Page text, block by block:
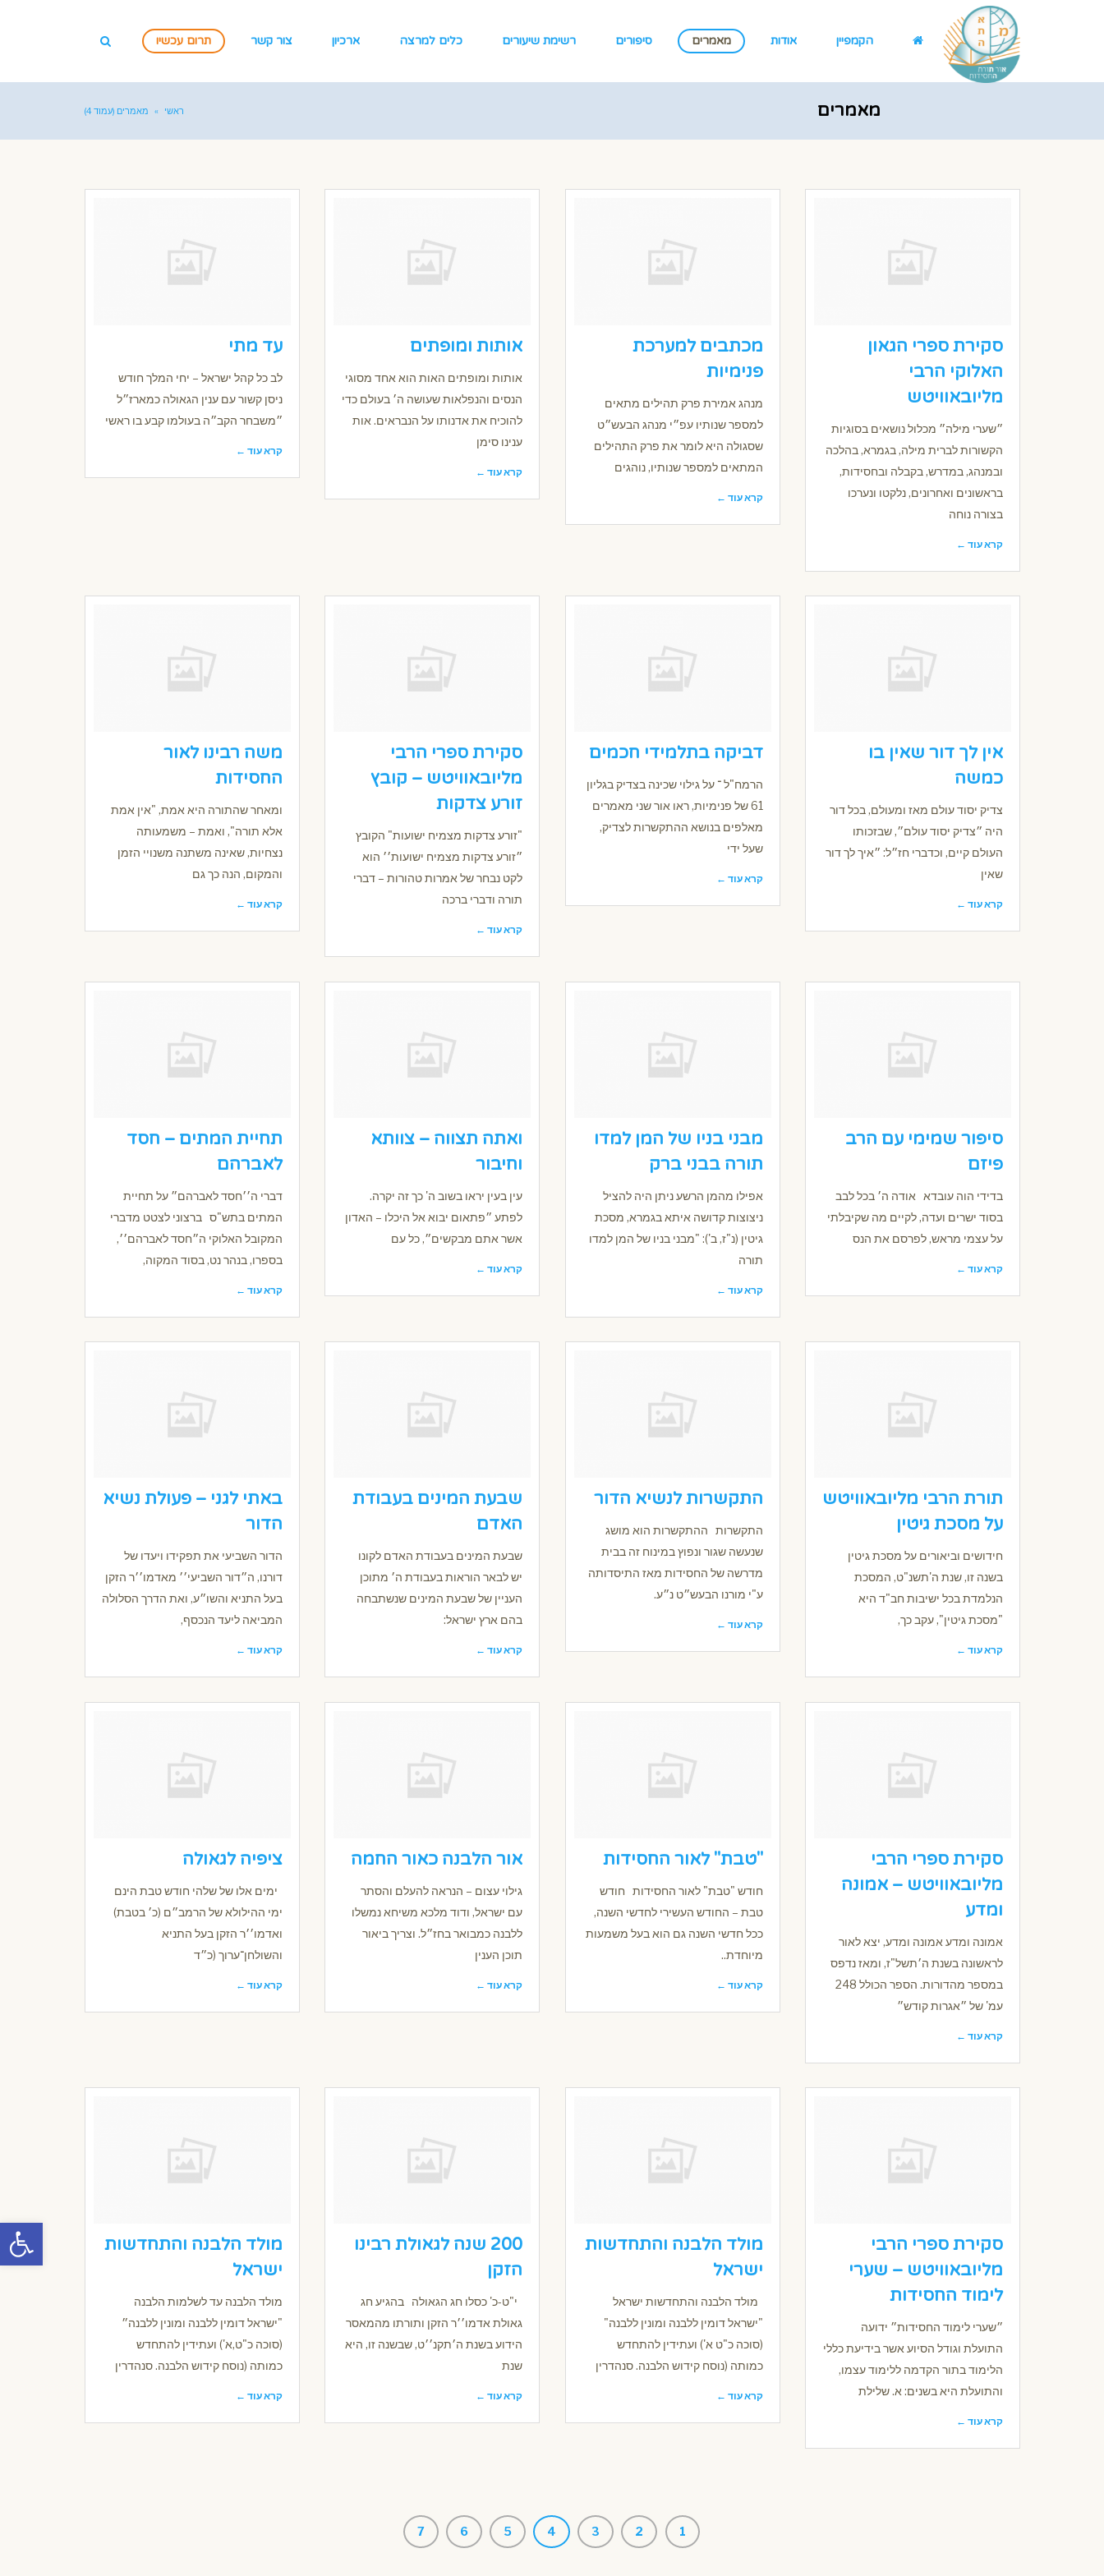
פתח
הקמפיין אודות מאמרים סיפורים רשימת שיעורים כלים למרצה ארכיון צור קשר תרום עכשיו
מאמרים ראשי » מאמרים (עמוד 4)
סקירת ספרי הגאון
האלוקי הרבי
מליובאוויטש
״שערי מילה״ מכלול נושאים בסוגיות
הקשורות לברית מילה, בגמרא, בהלכה
ובמנהג, במדרש, בקבלה ובחסידות,
בראשונים ואחרונים, נלקטו ונערכו
בצורה נוחה
קרא עוד ←
מכתבים למערכת
פנימיות
מנהג אמירת פרק תהילים מתאים
למספר שנותיו עפ״י מנהג הבעש״ט
שסגולה היא לומר את פרק התהילים
המתאים למספר שנותיו, נוהגים
קרא עוד ←
אותות ומופתים
אותות ומופתים האות הוא אחד מסוגי
הנסים והנפלאות שעושה ה׳ בעולם כדי
להוכיח את אדנותו על הנבראים. אות
ענינו סימן
קרא עוד ←
עד מתי
לב כל קהל ישראל – יחי המלך חודש
ניסן קשור עם ענין הגאולה כמארז״ל
״משבחר הקב״ה בעולמו קבע בו ראשי
קרא עוד ←
אין לך דור שאין בו
כמשה
צדיק יסוד עולם מאז ומעולם, בכל דור
היה ״צדיק יסוד עולם״, שבזכותו
העולם קיים, וכדברי חז״ל: ״איך לך דור
שאין
קרא עוד ←
דביקה בתלמידי חכמים
הרמח"ל ־ על גילוי שכינה בצדיק בגליון
61 של פנימיות, ראו אור שני מאמרים
מאלפים בנושא ההתקשרות לצדיק,
שעל ידי
קרא עוד ←
סקירת ספרי הרבי
מליובאוויטש – קובץ
זורע צדקות
"זורע צדקות מצמיח ישועות" הקובץ
״זורע צדקות מצמיח ישועות׳׳ הוא
לקט נבחר של אמרות טהורות – דברי
תורה ודברי ברכה
קרא עוד ←
משה רבינו לאור
החסידות
ומאחר שהתורה היא אמת, "אין אמת
אלא תורה", ואמת – משמעותה
נצחיות, שאינה משתנה משנויי הזמן
והמקום, הנה כך גם
קרא עוד ←
סיפור שמימי עם הרב
פיזם
בדידי הוה עובדא אודה ה׳ בכל לבב
בסוד ישרים ועדה, לקיים מה שקיבלתי
על עצמי מראש, לפרסם את הנס
קרא עוד ←
מבני בניו של המן למדו
תורה בבני ברק
אפילו מהמן הרשע ניתן היה להציל
ניצוצות קדושה איתא בגמרא, מסכת
גיטין (נ"ז, ב'): "מבני בניו של המן למדו
תורה
קרא עוד ←
ואתה תצווה – צוותא
וחיבור
עין בעין יראו בשוב ה' כך זה יקרה.
לפתע ״פתאום יבוא אל היכלו – האדון
אשר אתם מבקשים״, כל עם
קרא עוד ←
תחיית המתים – חסד
לאברהם
דברי ה׳׳חסד לאברהם״ על תחיית
המתים בתש"ס ברצוני לצטט מדברי
המקובל האלוקי ה״חסד לאברהם׳׳,
בספרו, בנהר נט, בסוד המקוה,
קרא עוד ←
תורת הרבי מליובאוויטש
על מסכת גיטין
חידושים וביאורים על מסכת גיטין
בשנה זו, שנת ה'תשנ"ט, המסכת
הנלמדת בכל ישיבות חב"ד היא
"מסכת גיטין", עקב כך,
קרא עוד ←
התקשרות לנשיא הדור
התקשרות ההתקשרות הוא מושג
שנעשה שגור ונפוץ במינוח זה בבית
מדרשה של החסידות מאז התיסדותה
ע"י מורנו הבעש״ט נ״ע.
קרא עוד ←
שבעת המינים בעבודת
האדם
שבעת המינים בעבודת האדם לקונו
יש לבאר הוראות בעבודת ה׳ מתוכן
העניין של שבעת המינים שנשתבחה
בהם ארץ ישראל:
קרא עוד ←
באתי לגני – פעולת נשיא
הדור
הדור השביעי את תפקידו ויעדו של
דורנו, ה״דור השביעי׳׳ מאדמו׳׳ר הזקן
בעל התניא והשו״ע, ואת הדרך הסלולה
המביאה ליעד הנכסף,
קרא עוד ←
סקירת ספרי הרבי
מליובאוויטש – אמונה
ומדע
אמונה ומדע אמונה ומדע, יצא לאור
לראשונה בשנת ה׳תשל"ז, ומאז נדפס
במספר מהדורות. הספר הכולל 248
עמ' של ״אגרות קודש״
קרא עוד ←
"טבת" לאור החסידות
חודש "טבת" לאור החסידות חודש
טבת – החודש העשירי לחדשי השנה,
ככל חדשי השנה גם הוא בעל משמעות
מיוחדת..
קרא עוד ←
אור הלבנה כאור החמה
גילוי עצום – הנראה להעלם והסתר
עם ישראל, ודוד מלכא משיחא נמשלו
ללבנה כמבואר בחז״ל. וצריך ביאור
תוכן הענין
קרא עוד ←
ציפיה לגאולה
ימים אלו של שלהי חודש טבת הינם
ימי ההילולא של הרמב״ם (כ׳ בטבת)
ואדמו׳׳ר הזקן בעל התניא
והשולחן־ערוך (כ״ד
קרא עוד ←
סקירת ספרי הרבי
מליובאוויטש – שערי
לימוד החסידות
״שערי לימוד החסידות״ ידועה
התועלת וגודל הסיוע אשר בידיעת כללי
הלימוד בתור הקדמה ללימוד עצמו,
והתועלת היא בשנים: א. שלילת
קרא עוד ←
מולד הלבנה והתחדשות
ישראל
מולד הלבנה והתחדשות ישראל
"ישראל דומין ללבנה ומונין ללבנה"
(סוכה כ"ט א') ועתידין להתחדש
כמותה (נוסח קידוש הלבנה. סנהדרין
קרא עוד ←
200 שנה לגאולת רבינו
הזקן
י"ט-כ' כסלו חג הגאולה בהגיע חג
גאולת אדמו׳׳ר הזקן ותורתו מהמאסר
הידוע בשנת ה׳תקנ׳׳ט, שבשנה זו, היא
שנת
קרא עוד ←
מולד הלבנה והתחדשות
ישראל
מולד הלבנה עד לשלמות הלבנה
"ישראל דומין ללבנה ומונין ללבנה״
(סוכה כ"ט,א') ועתידין להתחדש
כמותה (נוסח קידוש הלבנה. סנהדרין
קרא עוד ←
1
2
3
4
5
6
7